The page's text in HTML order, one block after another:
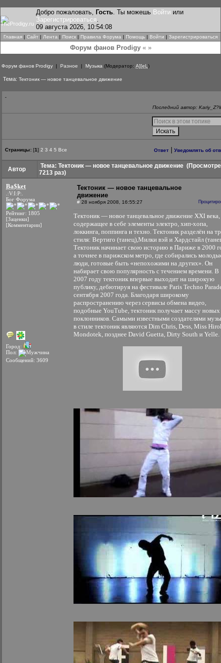
Добро пожаловать, Гость. Ты можешь Войти или
Зарегистрироваться.
09 августа 2026, 10:54:08
Главная | Сайт | Лента | Поиск | Правила Форума | Помощь | Войти | Зарегистрироваться
Форум фанов Prodigy« »
Форум фанов Prodigy | Разное | Музыка (Модератор: A][eL )
Тема: Тектоник — новое танцевальное движение
-
Последний автор:
Страницы: [1] 2 3 4 5 Все Ответ Уведомлять об
Автор Тема: Тектоник — новое танцевальное движение
7213 раз)
Ba$ket
.:V:I:P:.
Бог Форума
Рейтинг: 1805
[Заценки]
[Комментарии]
Город:
Пол:
Сообщений: 3609
Тектоник — новое танцевальное
движение
# 28 ноября 2008, 16:55:27
Тектоник — новое танцевальное движение XXI века,
содержащее в себе элементы электро, хип-хопа,
локкинга, поппинга и техно. Тектоник разделён на
стиля: Вертиго (танец),Милки вэй и Хардстайл
Тектоник начинает свою историю в Париже в 2000
а точнее в парижском метро, где собирались
люди, готовые быть «непохожими на других». Он
набирает свою популярность с течением времени. В
2007 году тектоник впервые выходит на широкую
публику, дебютируя на фестивале Paris Techno
сентября 2007 года. Благодаря широкому
распространению через сервисы обмена видео,
подобные YouTube, тектоник получает массу новых
поклонников. Самыми известными создателями
в стиле тектоник являются Dim Chris, Dess, Miss
Mondotek, позднее David Guetta, Dirty South и Yelle.